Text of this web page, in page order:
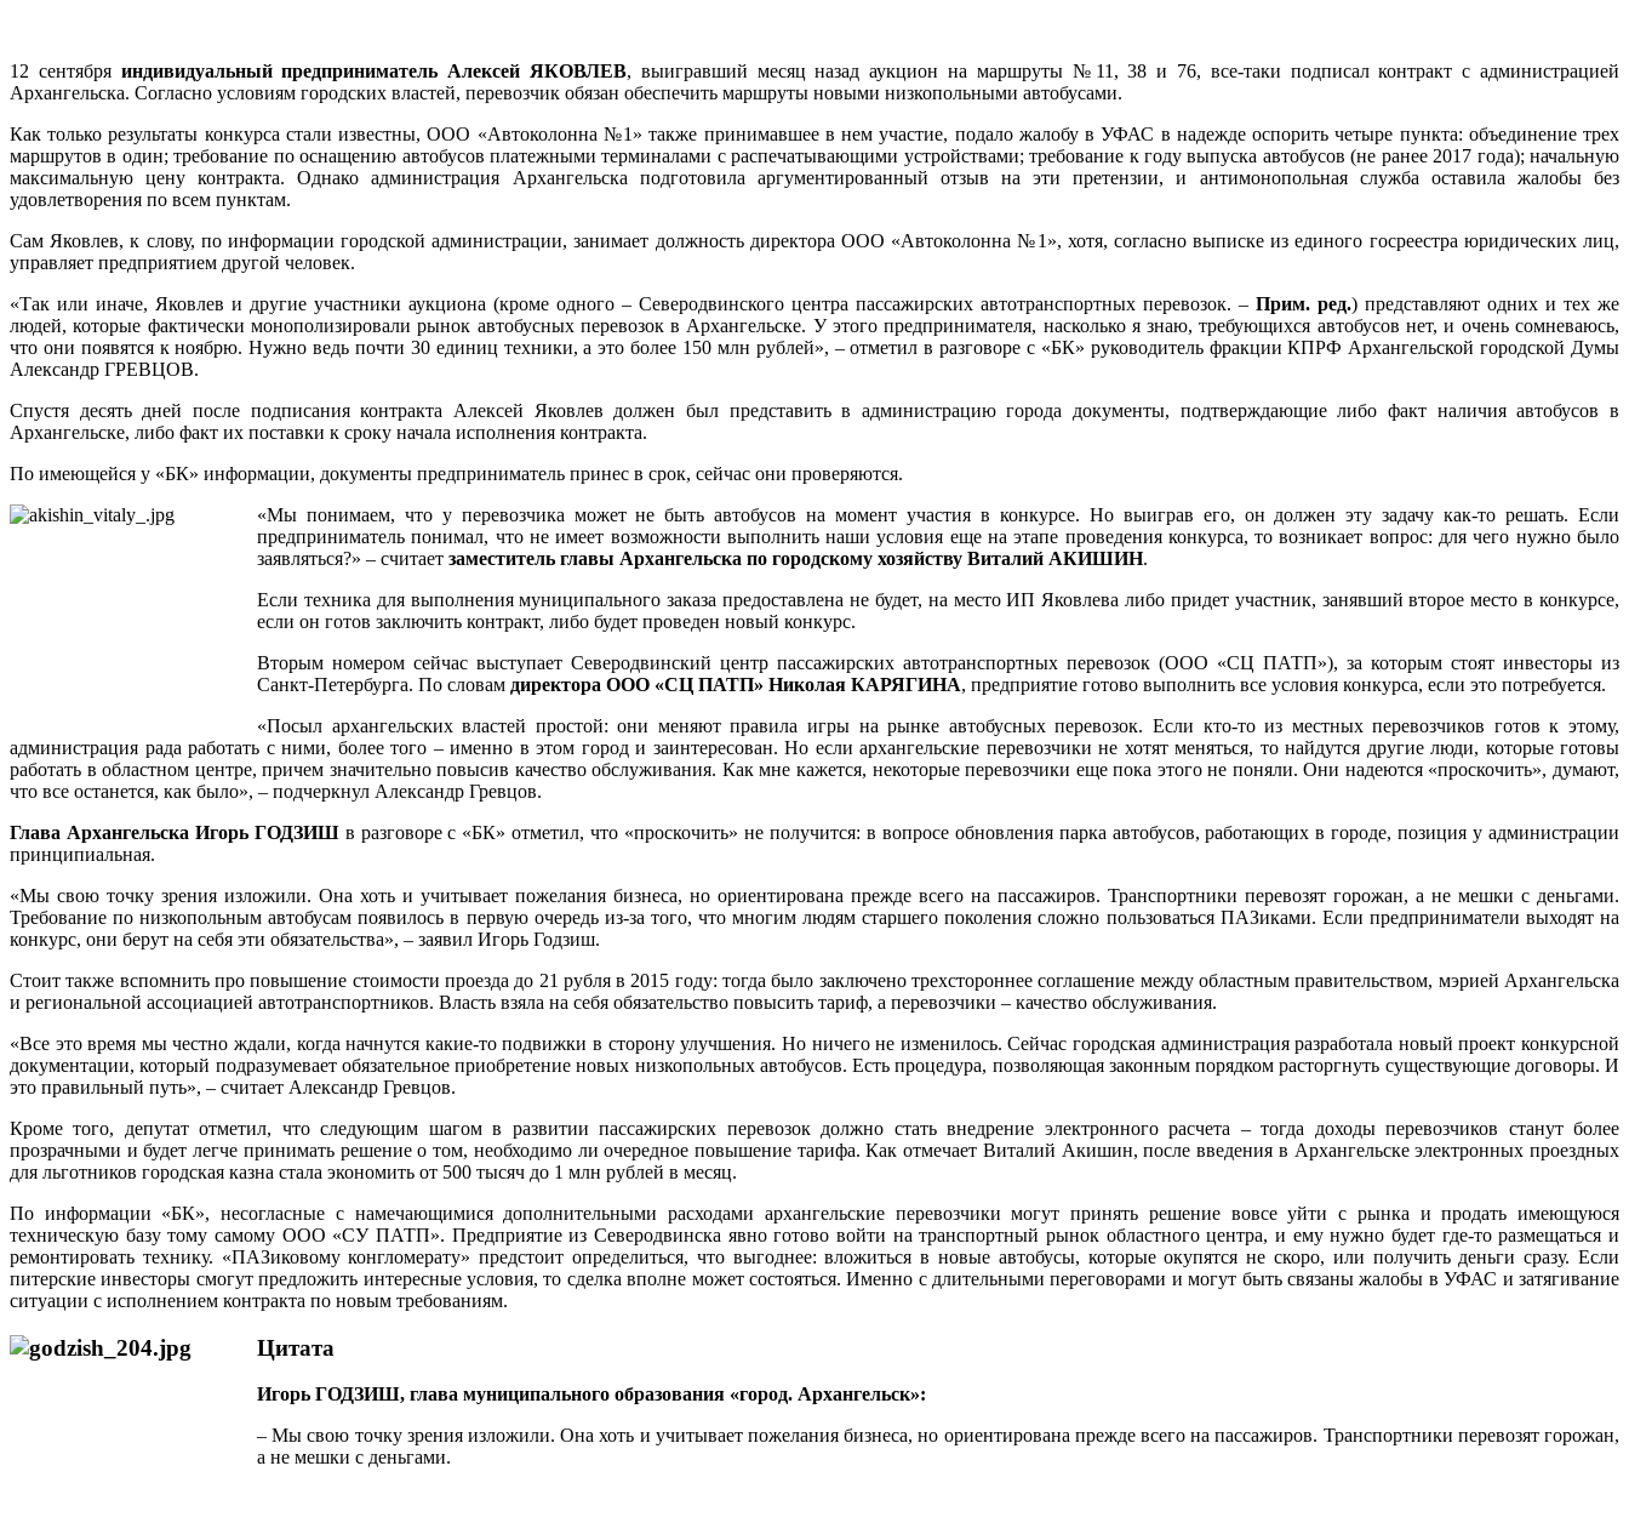
12 сентября индивидуальный предприниматель Алексей ЯКОВЛЕВ, выигравший месяц назад аукцион на маршруты №11, 38 и 76, все-таки подписал контракт с администрацией
Архангельска. Согласно условиям городских властей, перевозчик обязан обеспечить маршруты новыми низкопольными автобусами.
Как только результаты конкурса стали известны, ООО «Автоколонна №1» также принимавшее в нем участие, подало жалобу в УФАС в надежде оспорить четыре пункта: объединение трех
маршрутов в один; требование по оснащению автобусов платежными терминалами с распечатывающими устройствами; требование к году выпуска автобусов (не ранее 2017 года); начальную
максимальную цену контракта. Однако администрация Архангельска подготовила аргументированный отзыв на эти претензии, и антимонопольная служба оставила жалобы без
удовлетворения по всем пунктам.
Сам Яковлев, к слову, по информации городской администрации, занимает должность директора ООО «Автоколонна №1», хотя, согласно выписке из единого госреестра юридических лиц,
управляет предприятием другой человек.
«Так или иначе, Яковлев и другие участники аукциона (кроме одного – Северодвинского центра пассажирских автотранспортных перевозок. – Прим. ред.) представляют одних и тех же
людей, которые фактически монополизировали рынок автобусных перевозок в Архангельске. У этого предпринимателя, насколько я знаю, требующихся автобусов нет, и очень сомневаюсь,
что они появятся к ноябрю. Нужно ведь почти 30 единиц техники, а это более 150 млн рублей», – отметил в разговоре с «БК» руководитель фракции КПРФ Архангельской городской Думы
Александр ГРЕВЦОВ.
Спустя десять дней после подписания контракта Алексей Яковлев должен был представить в администрацию города документы, подтверждающие либо факт наличия автобусов в
Архангельске, либо факт их поставки к сроку начала исполнения контракта.
По имеющейся у «БК» информации, документы предприниматель принес в срок, сейчас они проверяются.
«Мы понимаем, что у перевозчика может не быть автобусов на момент участия в конкурсе. Но выиграв его, он должен эту задачу как-то решать. Если
предприниматель понимал, что не имеет возможности выполнить наши условия еще на этапе проведения конкурса, то возникает вопрос: для чего нужно было
заявляться?» – считает заместитель главы Архангельска по городскому хозяйству Виталий АКИШИН.
Если техника для выполнения муниципального заказа предоставлена не будет, на место ИП Яковлева либо придет участник, занявший второе место в конкурсе,
если он готов заключить контракт, либо будет проведен новый конкурс.
Вторым номером сейчас выступает Северодвинский центр пассажирских автотранспортных перевозок (ООО «СЦ ПАТП»), за которым стоят инвесторы из
Санкт-Петербурга. По словам директора ООО «СЦ ПАТП» Николая КАРЯГИНА, предприятие готово выполнить все условия конкурса, если это потребуется.
«Посыл архангельских властей простой: они меняют правила игры на рынке автобусных перевозок. Если кто-то из местных перевозчиков готов к этому,
администрация рада работать с ними, более того – именно в этом город и заинтересован. Но если архангельские перевозчики не хотят меняться, то найдутся другие люди, которые готовы
работать в областном центре, причем значительно повысив качество обслуживания. Как мне кажется, некоторые перевозчики еще пока этого не поняли. Они надеются «проскочить», думают,
что все останется, как было», – подчеркнул Александр Гревцов.
Глава Архангельска Игорь ГОДЗИШв разговоре с «БК» отметил, что «проскочить» не получится: в вопросе обновления парка автобусов, работающих в городе, позиция у администрации
принципиальная.
«Мы свою точку зрения изложили. Она хоть и учитывает пожелания бизнеса, но ориентирована прежде всего на пассажиров. Транспортники перевозят горожан, а не мешки с деньгами.
Требование по низкопольным автобусам появилось в первую очередь из-за того, что многим людям старшего поколения сложно пользоваться ПАЗиками. Если предприниматели выходят на
конкурс, они берут на себя эти обязательства», – заявил Игорь Годзиш.
Стоит также вспомнить про повышение стоимости проезда до 21 рубля в 2015 году: тогда было заключено трехстороннее соглашение между областным правительством, мэрией Архангельска
и региональной ассоциацией автотранспорт­ников. Власть взяла на себя обязательство повысить тариф, а перевозчики – качество обслуживания.
«Все это время мы честно ждали, когда начнутся какие-то подвижки в сторону улучшения. Но ничего не изменилось. Сейчас городская администрация разработала новый проект конкурсной
документации, который подразумевает обязательное приобретение новых низкопольных автобусов. Есть процедура, позволяющая законным порядком расторгнуть существующие договоры. И
это правильный путь», – считает Александр Гревцов.
Кроме того, депутат отметил, что следующим шагом в развитии пассажирских перевозок должно стать внедрение электронного расчета – тогда доходы перевозчиков станут более
прозрачными и будет легче принимать решение о том, необходимо ли очередное повышение тарифа. Как отмечает Виталий Акишин, после введения в Архангельске электронных проездных
для льготников городская казна стала экономить от 500 тысяч до 1 млн рублей в месяц.
По информации «БК», несогласные с намечающимися дополнительными расходами архангельские перевозчики могут принять решение вовсе уйти с рынка и продать имеющуюся
техническую базу тому самому ООО «СУ ПАТП». Предприятие из Северодвинска явно готово войти на транспортный рынок областного центра, и ему нужно будет где-то размещаться и
ремонтировать технику. «ПАЗиковому конгломерату» предстоит определиться, что выгоднее: вложиться в новые автобусы, которые окупятся не скоро, или получить деньги сразу. Если
питерские инвесторы смогут предложить интересные условия, то сделка вполне может состояться. Именно с длительными переговорами и могут быть связаны жалобы в УФАС и затягивание
ситуации с исполнением контракта по новым требованиям.
Цитата
Игорь ГОДЗИШ, глава муниципального образования «город. Архангельск»:
– Мы свою точку зрения изложили. Она хоть и учитывает пожелания бизнеса, но ориентирована прежде всего на пассажиров. Транспортники перевозят горожан,
а не мешки с деньгами.